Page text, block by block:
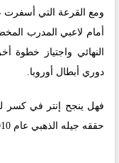
أمام لاعبي المدرب
النهائي واجتياز خطوة
دوري أبطال أوروبا.
فهل ينجح إنتر في كسر
حققه جيله الذهبي عام 2010 بقيادة مورينيو؟